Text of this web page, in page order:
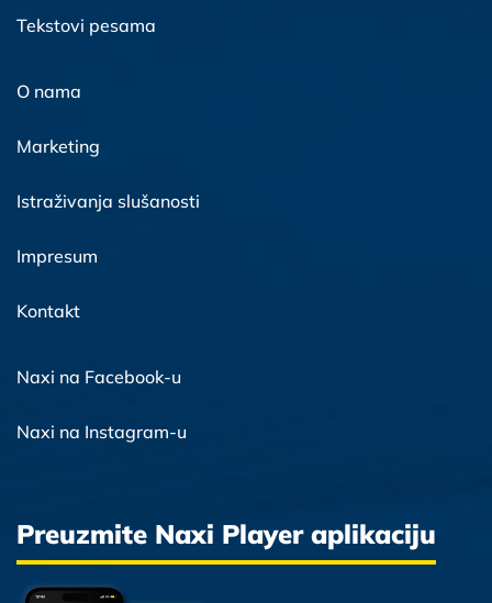
Tekstovi pesama
O nama
Marketing
Istraživanja slušanosti
Impresum
Kontakt
Naxi na Facebook-u
Naxi na Instagram-u
Preuzmite Naxi Player aplikaciju